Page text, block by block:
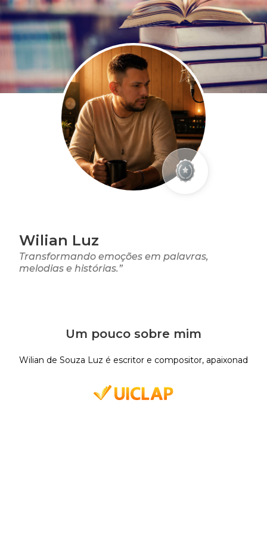
Wilian Luz
Transformando emoções em palavras,
melodias e histórias.”
Um pouco sobre mim
Wilian de Souza Luz é escritor e compositor, apaixonado